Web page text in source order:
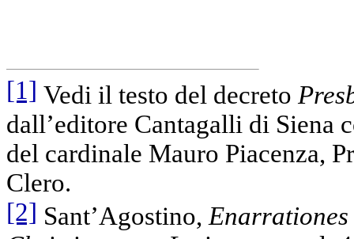
[1] Vedi il testo del decreto
dall’editore Cantagalli di Siena
del cardinale Mauro Piacenza,
Clero.
[2] Sant’Agostino,Enarrationes